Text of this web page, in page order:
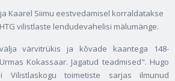
Kaarel Siimu eestvedamisel korraldatakse
vilistlaste lendudevahelisi mälumänge.
värvitrükis ja kõvade kaantega 148-
Kokassaar. Jagatud teadmised". Hugo
Vilistlaskogu toimetiste sarjas ilmunud